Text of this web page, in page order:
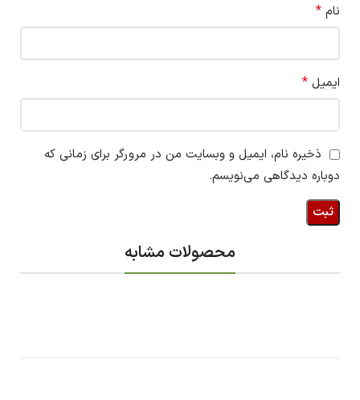
نام *
ایمیل *
ذخیره نام، ایمیل و وبسایت من در مرورگر برای زمانی که
دوباره دیدگاهی می‌نویسم.
محصولات مشابه